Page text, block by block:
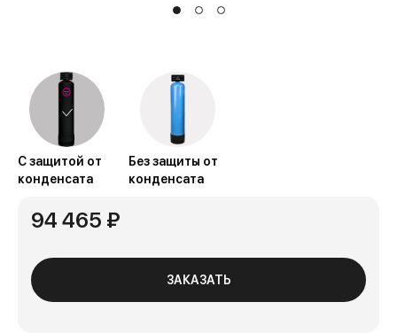
С защитой от
конденсата
Без защиты от
конденсата
94 465 ₽
ЗАКАЗАТЬ